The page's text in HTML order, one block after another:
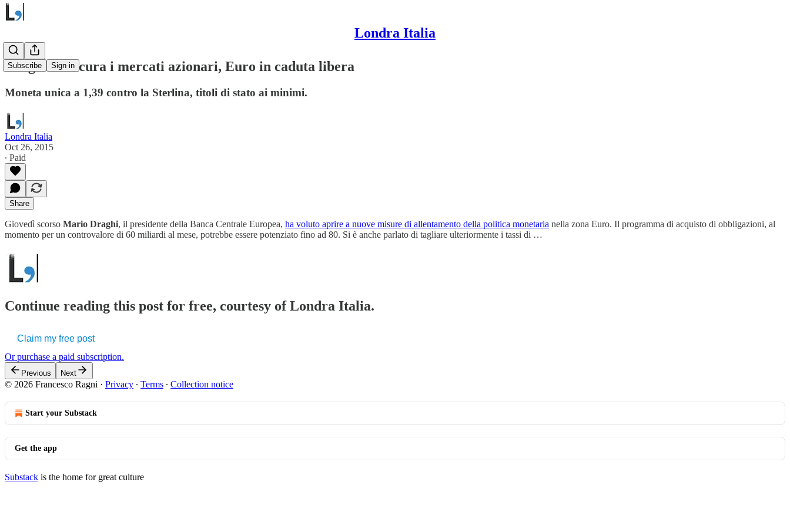
Londra Italia
Subscribe Sign in
Draghi rassicura i mercati azionari, Euro in caduta libera
Moneta unica a 1,39 contro la Sterlina, titoli di stato ai minimi.
Londra Italia
Oct 26, 2015
∙ Paid
Share
Giovedì scorso Mario Draghi, il presidente della Banca Centrale Europea, ha voluto aprire a nuove misure di allentamento della politica monetaria nella zona Euro. Il programma di acquisto di obbligazioni, al
momento per un controvalore di 60 miliardi al mese, potrebbe essere potenziato fino ad 80. Si è anche parlato di tagliare ulteriormente i tassi di …
Continue reading this post for free, courtesy of Londra Italia.
Claim my free post
Or purchase a paid subscription.
Previous Next
© 2026 Francesco Ragni · Privacy ∙ Terms ∙ Collection notice
Start your Substack
Get the app
Substack is the home for great culture